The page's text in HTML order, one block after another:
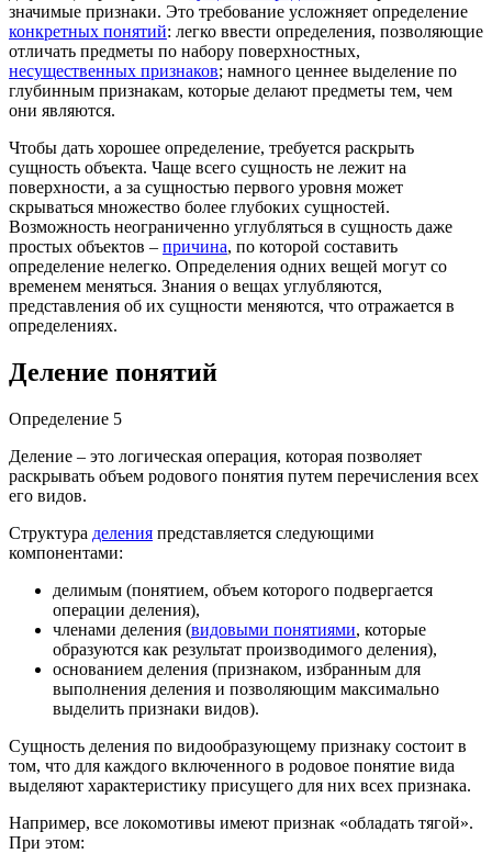
значимые признаки. Это требование усложняет определение
конкретных понятий: легко ввести определения, позволяющие
отличать предметы по набору поверхностных,
несущественных признаков; намного ценнее выделение по
глубинным признакам, которые делают предметы тем, чем
они являются.
Чтобы дать хорошее определение, требуется раскрыть
сущность объекта. Чаще всего сущность не лежит на
поверхности, а за сущностью первого уровня может
скрываться множество более глубоких сущностей.
Возможность неограниченно углубляться в сущность даже
простых объектов – причина, по которой составить
определение нелегко. Определения одних вещей могут со
временем меняться. Знания о вещах углубляются,
представления об их сущности меняются, что отражается в
определениях.
Деление понятий
Определение 5
Деление – это логическая операция, которая позволяет
раскрывать объем родового понятия путем перечисления всех
его видов.
Структура деления представляется следующими
компонентами:
делимым (понятием, объем которого подвергается
операции деления),
членами деления (видовыми понятиями, которые
образуются как результат производимого деления),
основанием деления (признаком, избранным для
выполнения деления и позволяющим максимально
выделить признаки видов).
Сущность деления по видообразующему признаку состоит в
том, что для каждого включенного в родовое понятие вида
выделяют характеристику присущего для них всех признака.
Например, все локомотивы имеют признак «обладать тягой».
При этом: